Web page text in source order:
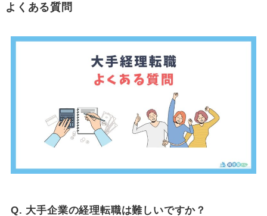
よくある質問
Q. 大手企業の経理転職は難しいですか？